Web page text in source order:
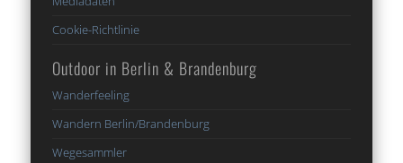
Cookie-Richtlinie
Outdoor in Berlin & Brandenburg
Wanderfeeling
Wandern Berlin/Brandenburg
Wegesammler